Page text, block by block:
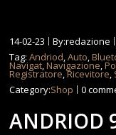
14-02-23
By:redazione
Tag:Andriod,Auto,
Navigat,Navigazione,
Registratore,Ricevitore,
Category:Shop 0
ANDRIOD